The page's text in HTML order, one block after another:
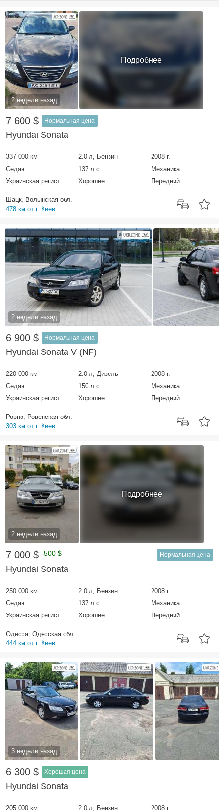
2 недели назад
Подробнее
7 600 $ Нормальная цена
Hyundai Sonata
337 000 км 2.0 л, Бензин
2008 г.
Седан
137 л.с.
Механика
Украинская регистрация
Хорошее Передний
Шацк, Волынская обл.
478 км от г. Киев
2 недели назад
6 900 $ Нормальная цена
Hyundai Sonata V (NF)
220 000 км 2.0 л, Дизель
2008 г.
Седан
150 л.с.
Механика
Украинская регистрация
Хорошее Передний
Ровно, Ровенская обл.
303 км от г. Киев
2 недели назад
Подробнее
7 000 $ -500 $ Нормальная цена
Hyundai Sonata
250 000 км 2.0 л, Бензин
2008 г.
Седан
137 л.с.
Механика
Украинская регистрация
Хорошее Передний
Одесса, Одесская обл.
444 км от г. Киев
3 недели назад
6 300 $ Хорошая цена
Hyundai Sonata
205 000 км 2.0 л, Бензин
2008 г.